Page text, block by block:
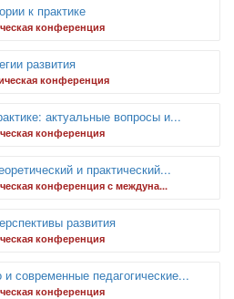
к практике
конференция
развития
конференция
актуальные вопросы и...
конференция
и практический...
конференция с междуна...
развития
конференция
и современные педагогические...
конференция